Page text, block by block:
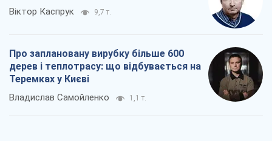
Віктор Каспрук 9,7 т.
Про заплановану вирубку більше 600
дерев і теплотрасу: що відбувається на
Теремках у Києві
Владислав Самойленко 1,1 т.